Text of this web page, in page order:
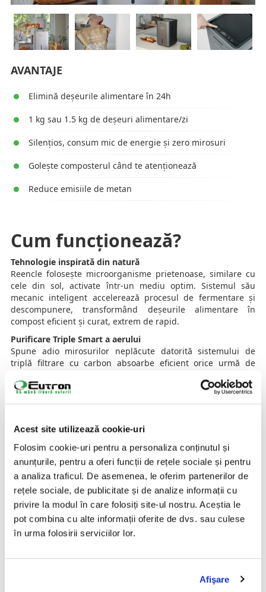
Acest site utilizează cookie-uri
Folosim cookie-uri pentru a personaliza conținutul și
anunțurile, pentru a oferi funcții de rețele sociale și pentru
a analiza traficul. De asemenea, le oferim partenerilor de
rețele sociale, de publicitate și de analize informații cu
privire la modul în care folosiți site-ul nostru. Aceștia le
pot combina cu alte informații oferite de dvs. sau culese
în urma folosirii serviciilor lor.
Afişare
AVANTAJE
Elimină deșeurile alimentare în 24h
1 kg sau 1.5 kg de deșeuri alimentare/zi
Silențios, consum mic de energie și zero mirosuri
Golește composterul când te atenționează
Reduce emisiile de metan
Cum funcționează?
Tehnologie inspirată din natură
Reencle folosește microorganisme prietenoase, similare cu
cele din sol, activate într-un mediu optim. Sistemul său
mecanic inteligent accelerează procesul de fermentare și
descompunere, transformând deșeurile alimentare în
compost eficient și curat, extrem de rapid.
Purificare Triple Smart a aerului
Spune adio mirosurilor neplăcute datorită sistemului de
triplă filtrare cu carbon absoarbe eficient orice urmă de
an, în cazul unei utilizări zilnice.
Senzor de mișcare
Eliminarea deșeurilor alimentare nu a fost niciodată mai
Compostare continuă, fără efort
Adaugă resturile alimentare pe măsură ce apar – coji de
banane, legume, frunze, ceapă verde și multe altele. Pentru
o compostare rapidă, taie în bucăți mai mici alimentele dure
sau bogate în apă.